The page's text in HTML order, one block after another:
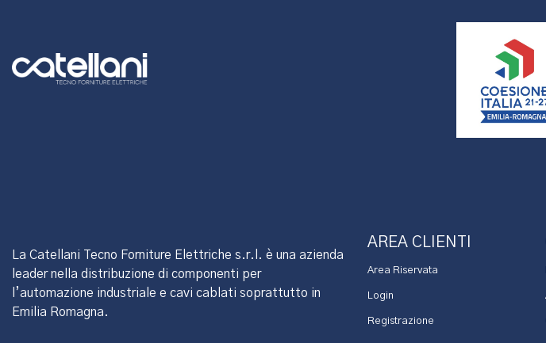
La Catellani Tecno Forniture Elettriche s.r.l. è una azienda
leader nella distribuzione di componenti per
l’automazione industriale e cavi cablati soprattutto in
Emilia Romagna.
AREA CLIENTI
Area Riservata
Login
Registrazione